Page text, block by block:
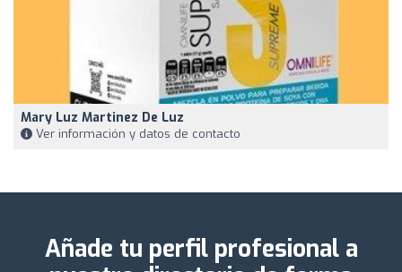
Mary Luz Martinez De Luz
Ver información y datos de contacto
Añade tu perfil profesional a